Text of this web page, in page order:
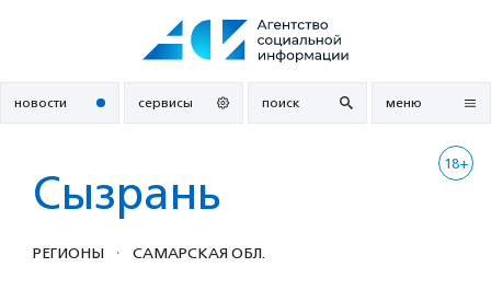
новости сервисы поиск меню
18+
Сызрань
РЕГИОНЫ · САМАРСКАЯ ОБЛ.